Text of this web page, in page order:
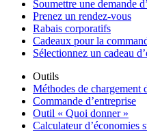
Soumettre une demande
Prenez un rendez-vous
Rabais corporatifs
Cadeaux pour la
Sélectionnez un cadeau
Outils
Méthodes de chargement
Commande d’entreprise
Outil « Quoi donner »
Calculateur d’économies